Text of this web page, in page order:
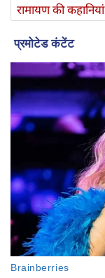
रामायण की कहानियां